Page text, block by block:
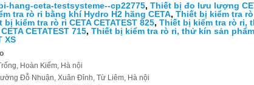
hang-ceta-testsysteme--cp22775, Thiết bị đo lưu lượng
tra rò rỉ bằng khí Hydro H2 hãng CETA, Thiết bị kiểm tra rò
bị kiểm tra rò ri CETA CETATEST 825, Thiết bị kiểm tra rò ri,
CETATEST 715, Thiết bị kiểm tra rò ri, thử kín sản phẩm
XS
Hoàn Kiếm, Hà nội
Đỗ Nhuận, Xuân Đỉnh, Từ Liêm, Hà nội